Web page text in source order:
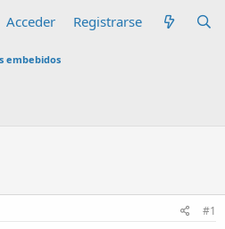
Acceder Registrarse
embebidos
#1